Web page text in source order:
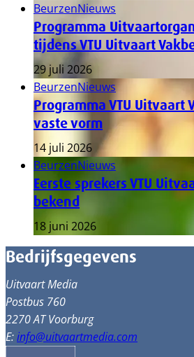
BeurzenNieuws
Programma
tijdens VTU Uitvaart
29 juli 2026
BeurzenNieuws
Programma VTU Uitvaart
vaste vorm
14 juli 2026
BeurzenNieuws
Eerste sprekers VTU
bekend
18 juni 2026
Bedrijfsgegevens
Uitvaart Media
Postbus 760
2270 AT Voorburg
E:info@uitvaartmedia.com